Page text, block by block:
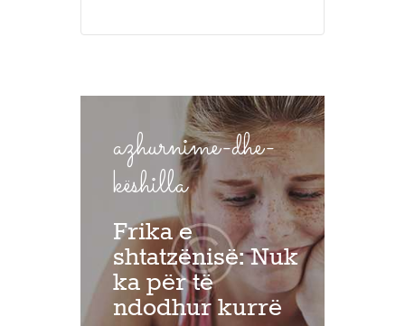
azhurnime-dhe-
këshilla
Frika e
shtatzënisë: Nuk
ka për të
ndodhur kurrë